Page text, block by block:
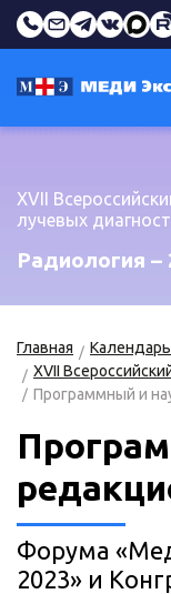
XVII
лучевых
Радиология –
Главная
Программный и
Форума
2023» и